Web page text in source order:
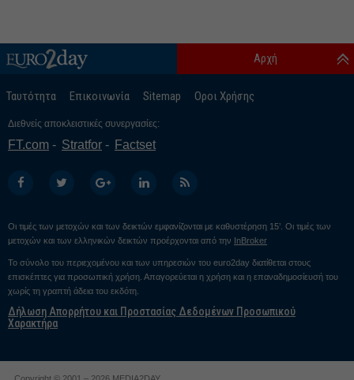
Ταυτότητα Επικοινωνία Sitemap Οροι Χρήσης
Αρχή
Διεθνείς αποκλειστικές συνεργασίες:
FT.com Stratfor Factset
Οι τιμές των μετοχών και των δεικτών εμφανίζονται με καθυστέρηση 15’. Οι τιμές των
μετοχών και των ελληνικών δεικτών προέρχονται από την InBroker
Το σύνολο του περιεχομένου και των υπηρεσιών του euro2day διατίθεται στους
επισκέπτες για προσωπική χρήση. Απαγορεύεται η χρήση και η επαναδημοσίευσή του
χωρίς τη γραπτή άδεια του εκδότη.
Δήλωση Απορρήτου και Προστασίας Δεδομένων Προσωπικού
Χαρακτήρα